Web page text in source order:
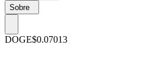
Sobre
DOGE$0.07013